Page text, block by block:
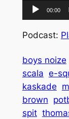
Lecteur
audio
00:00
Podcast:
boys noize
scala e-
kaskade
brown
spit